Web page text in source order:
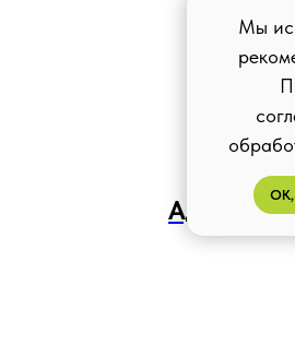
Адреса
Мы